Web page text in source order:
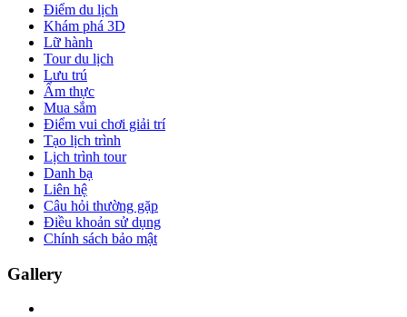
Điểm du lịch
Khám phá 3D
Lữ hành
Tour du lịch
Lưu trú
Ẩm thực
Mua sắm
Điểm vui chơi giải trí
Tạo lịch trình
Lịch trình tour
Danh bạ
Liên hệ
Câu hỏi thường gặp
Điều khoản sử dụng
Chính sách bảo mật
Gallery